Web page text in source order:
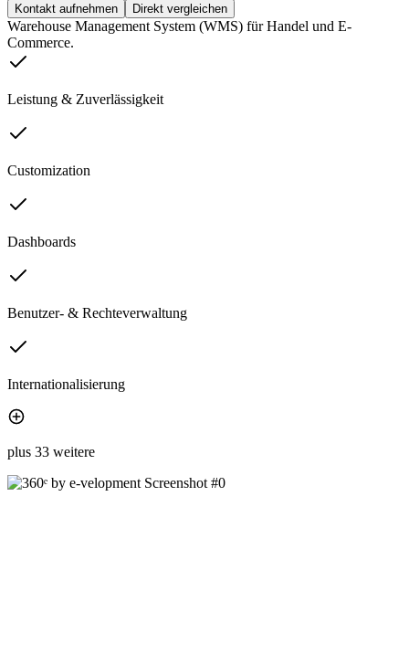
Kontakt aufnehmen Direkt vergleichen
Warehouse Management System (WMS) für Handel und E-
Commerce.
Leistung & Zuverlässigkeit
Customization
Dashboards
Benutzer- & Rechteverwaltung
Internationalisierung
plus 33 weitere